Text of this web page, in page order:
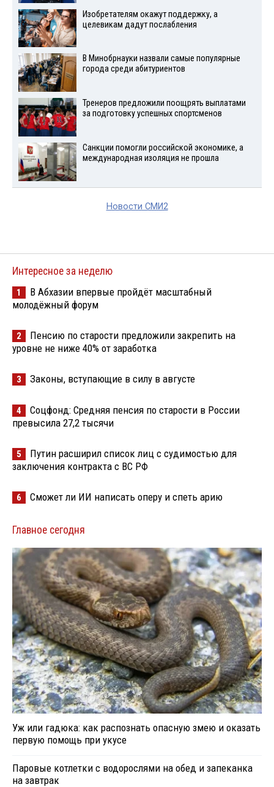
Изобретателям окажут поддержку, а
целевикам дадут послабления
В Минобрнауки назвали самые популярные
города среди абитуриентов
Тренеров предложили поощрять выплатами
за подготовку успешных спортсменов
Санкции помогли российской экономике, а
международная изоляция не прошла
Новости СМИ2
Интересное за неделю
1
В Абхазии впервые пройдёт масштабный
молодёжный форум
2
Пенсию по старости предложили закрепить на
уровне не ниже 40% от заработка
3 Законы, вступающие в силу в августе
4
Соцфонд: Средняя пенсия по старости в России
превысила 27,2 тысячи
5
Путин расширил список лиц с судимостью для
заключения контракта с ВС РФ
6 Сможет ли ИИ написать оперу и спеть арию
Главное сегодня
Уж или гадюка: как распознать опасную змею и оказать
первую помощь при укусе
Паровые котлетки с водорослями на обед и запеканка
на завтрак